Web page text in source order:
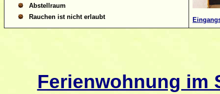
Abstellraum
Rauchen ist nicht erlaubt
Ferienwohnung im